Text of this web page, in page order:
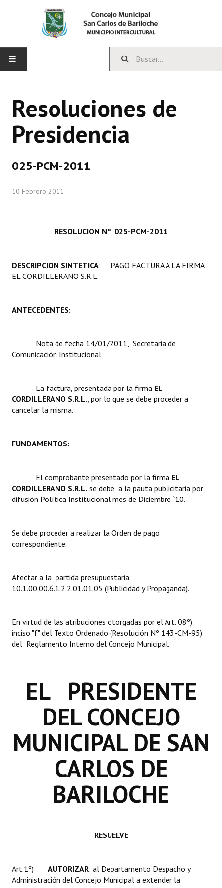
CONCEJO
Bloques Políticos
Comisiones Permanentes
Comisiones Especiales
Constitución Nacional
Digesto
DOCUMENTOS
Proyectos Presentados
Actas de Sesión
Informes de Unidad Coordinadora
Actas de Audiencias Públicas
Comunicaciones
Resoluciones
Resoluciones de Presidencia
Antiguos Pobladores
Noticias Destacadas
Registros y Distinciones
Premio al Mérito - Registro
Audiencias Públicas - Registro
Periodistas Decanos - Registro
Banca del Vecino - Registro
Resoluciones de
Presidencia
025-PCM-2011
10 Febrero 2011
RESOLUCION Nº 025-PCM-2011
DESCRIPCION SINTETICA: PAGO FACTURA A LA FIRMA
EL CORDILLERANO S.R.L.
ANTECEDENTES:
Nota de fecha 14/01/2011, Secretaria de
Comunicación Institucional
La factura, presentada por la firma  EL
CORDILLERANO S.R.L., por lo que se debe proceder a
cancelar la misma.
FUNDAMENTOS:
El comprobante presentado por la firma  EL
CORDILLERANO S.R.L. se debe a la pauta publicitaria por
difusión Política Institucional mes de Diciembre `10.-
Se debe proceder a realizar la Orden de pago
correspondiente.
Afectar a la partida presupuestaria
10.1.00.00.6.1.2.2.01.01.05 (Publicidad y Propaganda).
En virtud de las atribuciones otorgadas por el Art. 08º)
inciso "f" del Texto Ordenado (Resolución Nº 143-CM-95)
del Reglamento Interno del Concejo Municipal.
EL PRESIDENTE
DEL CONCEJO
MUNICIPAL DE SAN
CARLOS DE
BARILOCHE
RESUELVE
Art.1º) AUTORIZAR: al Departamento Despacho y
Administración del Concejo Municipal a extender la